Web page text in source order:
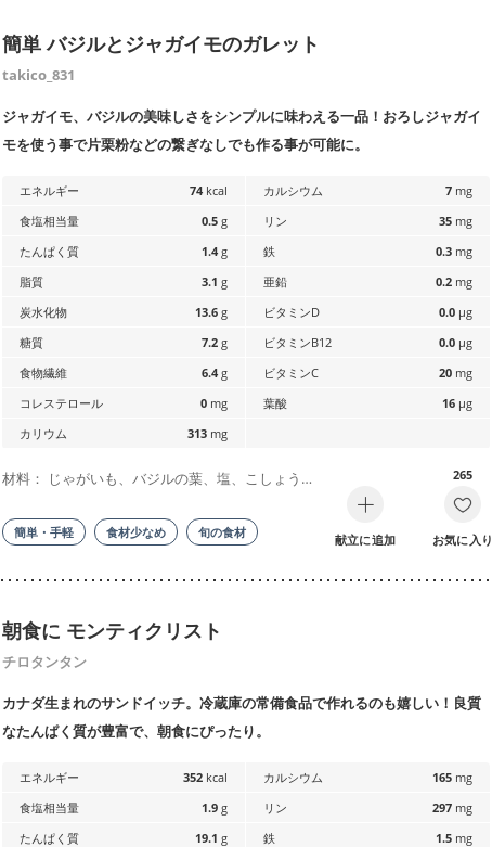
簡単 バジルとジャガイモのガレット
takico_831
ジャガイモ、バジルの美味しさをシンプルに味わえる一品！おろしジャガイ
モを使う事で片栗粉などの繋ぎなしでも作る事が可能に。
エネルギー 74 kcal
食塩相当量
0.5 g
たんぱく質
1.4 g
脂質
3.1 g
炭水化物
13.6 g
糖質
7.2 g
食物繊維
6.4 g
コレステロール
0 mg
カリウム
313 mg
カルシウム 7 mg
リン
35 mg
鉄
0.3 mg
亜鉛
0.2 mg
ビタミンD
0.0 µg
ビタミンB12
0.0 µg
ビタミンC
20 mg
葉酸
16 µg
材料： じゃがいも、バジルの葉、塩、こしょう…
簡単・手軽 食材少なめ 旬の食材 献立に追加
265
お気に入り
朝食に モンティクリスト
チロタンタン
カナダ生まれのサンドイッチ。冷蔵庫の常備食品で作れるのも嬉しい！良質
なたんぱく質が豊富で、朝食にぴったり。
エネルギー 352 kcal
食塩相当量
1.9 g
たんぱく質
19.1 g
カルシウム 165 mg
リン
297 mg
鉄
1.5 mg